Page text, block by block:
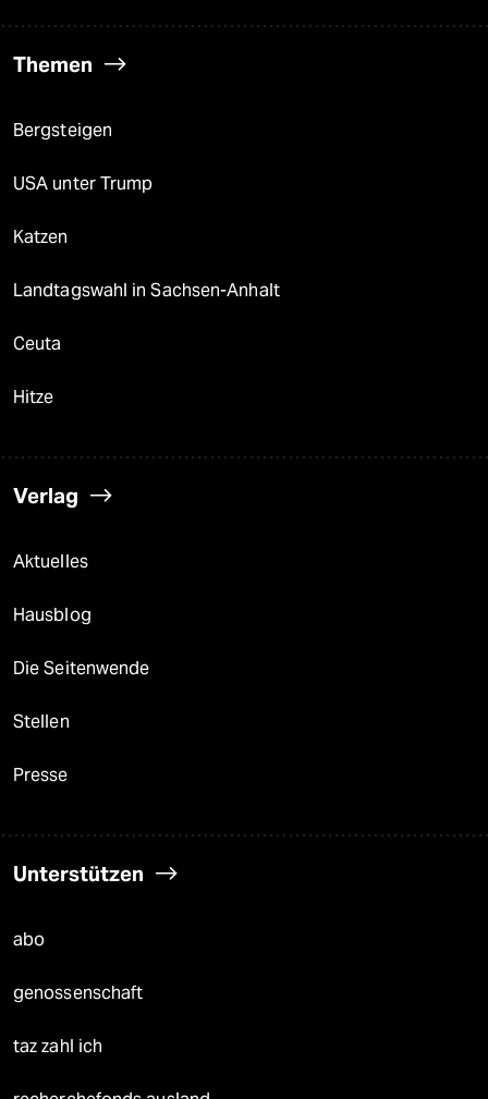
Themen
Bergsteigen
USA unter Trump
Katzen
Landtagswahl in Sachsen-Anhalt
Ceuta
Hitze
Verlag
Aktuelles
Hausblog
Die Seitenwende
Stellen
Presse
Unterstützen
abo
genossenschaft
taz zahl ich